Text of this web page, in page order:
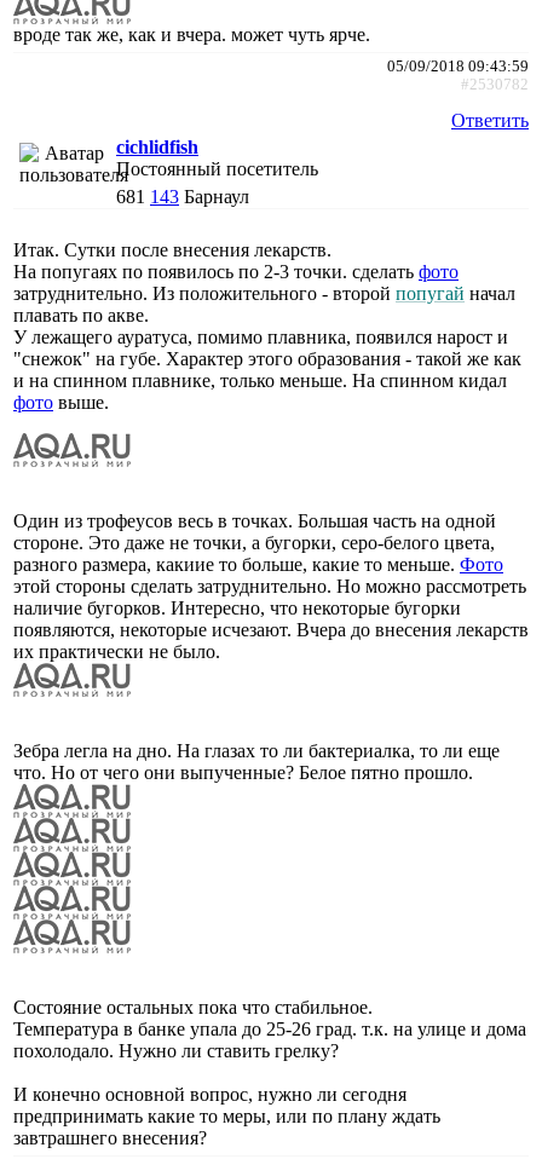
вроде так же, как и вчера. может чуть ярче.
05/09/2018 09:43:59
#2530782
Ответить
cichlidfish
Постоянный посетитель
681 143 Барнаул
Итак. Сутки после внесения лекарств.
На попугаях по появилось по 2-3 точки. сделать фото
затруднительно. Из положительного - второй попугай начал
плавать по акве.
У лежащего ауратуса, помимо плавника, появился нарост и
"снежок" на губе. Характер этого образования - такой же как
и на спинном плавнике, только меньше. На спинном кидал
фото выше.
Один из трофеусов весь в точках. Большая часть на одной
стороне. Это даже не точки, а бугорки, серо-белого цвета,
разного размера, какиие то больше, какие то меньше. Фото
этой стороны сделать затруднительно. Но можно рассмотреть
наличие бугорков. Интересно, что некоторые бугорки
появляются, некоторые исчезают. Вчера до внесения лекарств
их практически не было.
Зебра легла на дно. На глазах то ли бактериалка, то ли еще
что. Но от чего они выпученные? Белое пятно прошло.
Состояние остальных пока что стабильное.
Температура в банке упала до 25-26 град. т.к. на улице и дома
похолодало. Нужно ли ставить грелку?
И конечно основной вопрос, нужно ли сегодня
предпринимать какие то меры, или по плану ждать
завтрашнего внесения?